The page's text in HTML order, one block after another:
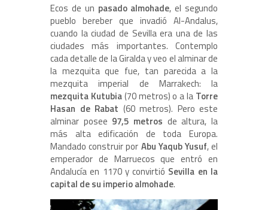
Ecos de un pasado almohade, el segundo
pueblo bereber que invadió Al-Andalus,
cuando la ciudad de Sevilla era una de las
ciudades más importantes. Contemplo
cada detalle de la Giralda y veo el alminar de
la mezquita que fue, tan parecida a la
mezquita imperial de Marrakech: la
mezquita Kutubia(70 metros) o a la Torre
Hasan de Rabat (60 metros). Pero este
alminar posee 97,5 metros de altura, la
más alta edificación de toda Europa.
Mandado construir por Abu Yaqub Yusuf, el
emperador de Marruecos que entró en
Andalucía en 1170 y convirtió Sevilla en la
capital de su imperio almohade.